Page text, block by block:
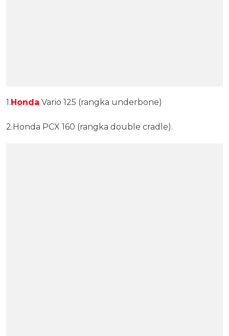
1.Honda Vario 125 (rangka underbone)
2.Honda PCX 160 (rangka double cradle).